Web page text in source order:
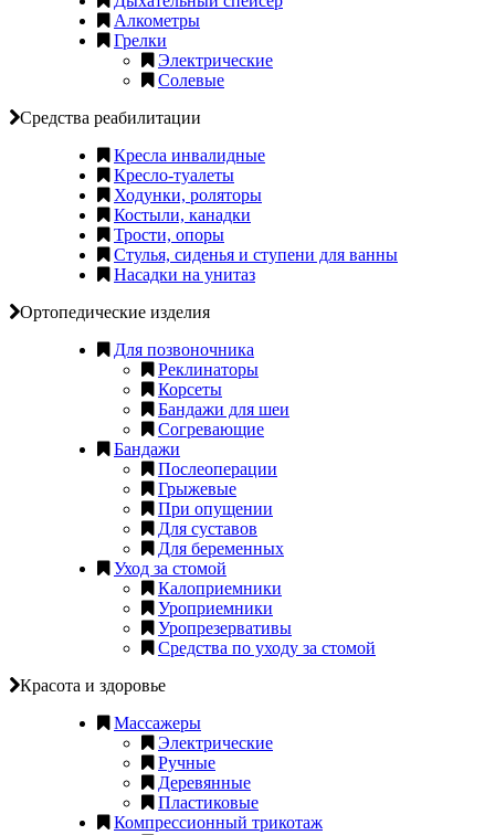
Алкометры
Грелки
Электрические
Солевые
Средства реабилитации
Кресла инвалидные
Кресло-туалеты
Ходунки, роляторы
Костыли, канадки
Трости, опоры
Стулья, сиденья и ступени для ванны
Насадки на унитаз
Ортопедические изделия
Для позвоночника
Реклинаторы
Корсеты
Бандажи для шеи
Согревающие
Бандажи
Послеоперации
Грыжевые
При опущении
Для суставов
Для беременных
Уход за стомой
Калоприемники
Уроприемники
Уропрезервативы
Средства по уходу за стомой
Красота и здоровье
Массажеры
Электрические
Ручные
Деревянные
Пластиковые
Компрессионный трикотаж